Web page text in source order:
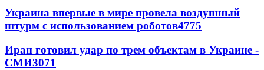
Украина впервые в мире провела воздушный
штурм с использованием роботов4775
Иран готовил удар по трем объектам в Украине -
СМИ3071